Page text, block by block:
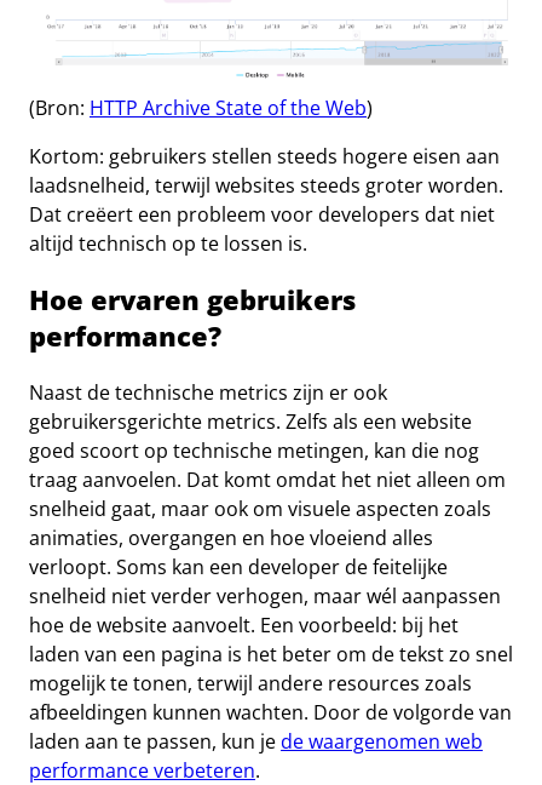
(Bron: HTTP Archive State of the Web)
Kortom: gebruikers stellen steeds hogere eisen aan
laadsnelheid, terwijl websites steeds groter worden.
Dat creëert een probleem voor developers dat niet
altijd technisch op te lossen is.
Hoe ervaren gebruikers
performance?
Naast de technische metrics zijn er ook
gebruikersgerichte metrics. Zelfs als een website
goed scoort op technische metingen, kan die nog
traag aanvoelen. Dat komt omdat het niet alleen om
snelheid gaat, maar ook om visuele aspecten zoals
animaties, overgangen en hoe vloeiend alles
verloopt. Soms kan een developer de feitelijke
snelheid niet verder verhogen, maar wél aanpassen
hoe de website aanvoelt. Een voorbeeld: bij het
laden van een pagina is het beter om de tekst zo snel
mogelijk te tonen, terwijl andere resources zoals
afbeeldingen kunnen wachten. Door de volgorde van
laden aan te passen, kun jede waargenomen web
performance verbeteren.